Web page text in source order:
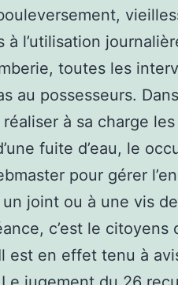
à l’utilisation
toutes les
au possesseurs.
à sa charge
fuite d’eau, le
pour gérer
joint ou à une vis
c’est le
est en effet tenu à